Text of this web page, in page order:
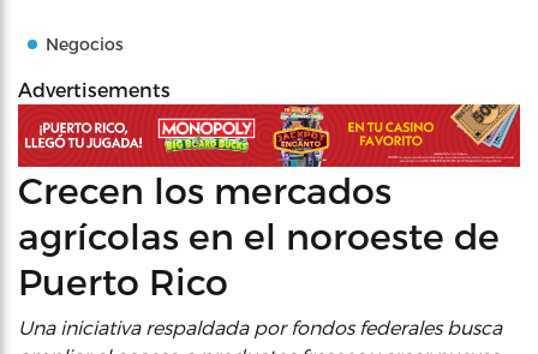
Negocios
Advertisements
Crecen los mercados
agrícolas en el noroeste de
Puerto Rico
Una iniciativa respaldada por fondos federales busca